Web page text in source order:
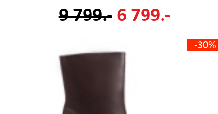
9 799.- 6 799.-
-30%